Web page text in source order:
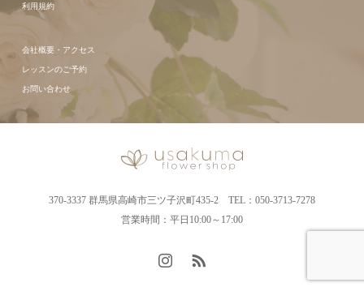
利用規約
会社概要・アクセス
レッスンのご予約
お問い合わせ
370-3337 群馬県高崎市三ツ子沢町435-2 TEL：050-3713-7278
営業時間：平日10:00～17:00